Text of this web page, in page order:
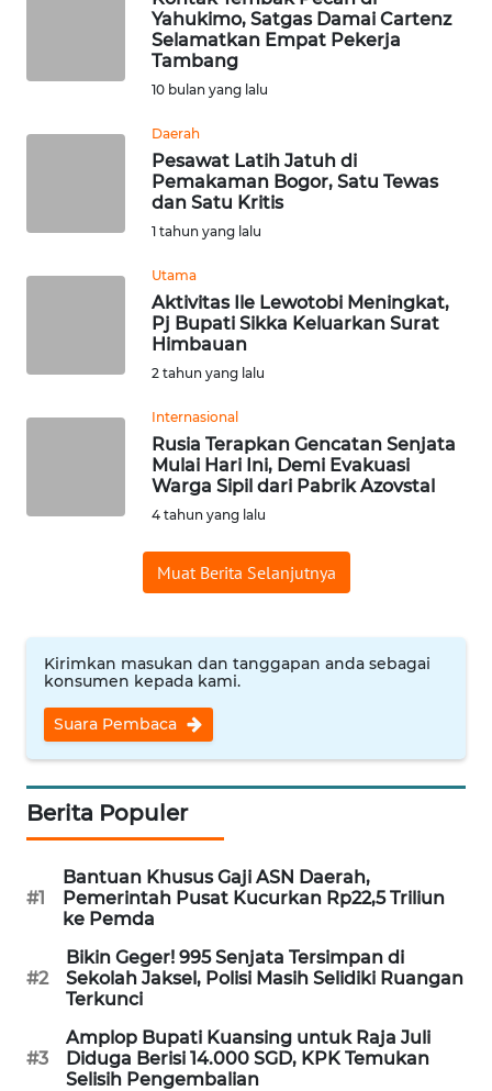
Yahukimo, Satgas Damai Cartenz
Selamatkan Empat Pekerja
Tambang
10 bulan yang lalu
Daerah
Pesawat Latih Jatuh di
Pemakaman Bogor, Satu Tewas
dan Satu Kritis
1 tahun yang lalu
Utama
Aktivitas Ile Lewotobi Meningkat,
Pj Bupati Sikka Keluarkan Surat
Himbauan
2 tahun yang lalu
Internasional
Rusia Terapkan Gencatan Senjata
Mulai Hari Ini, Demi Evakuasi
Warga Sipil dari Pabrik Azovstal
4 tahun yang lalu
Muat Berita Selanjutnya
Kirimkan masukan dan tanggapan anda sebagai
konsumen kepada kami.
Suara Pembaca
Berita Populer
#1
Bantuan Khusus Gaji ASN Daerah,
Pemerintah Pusat Kucurkan Rp22,5 Triliun
ke Pemda
#2
Bikin Geger! 995 Senjata Tersimpan di
Sekolah Jaksel, Polisi Masih Selidiki Ruangan
Terkunci
#3
Amplop Bupati Kuansing untuk Raja Juli
Diduga Berisi 14.000 SGD, KPK Temukan
Selisih Pengembalian
WN
WN
SULBAR
BABEL
SUMBAR
WN
SUMSEL
BENGKULU